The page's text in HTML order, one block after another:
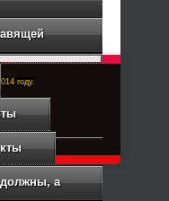
должны, а
году.